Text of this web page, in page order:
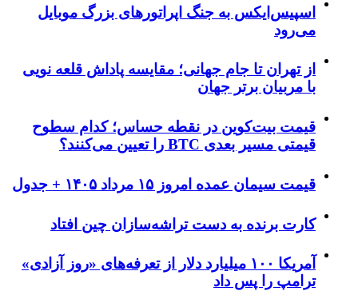
اسپیس‌ایکس به جنگ اپراتورهای بزرگ موبایل
می‌رود
از تهران تا جام جهانی؛ مقایسه پاداش قلعه نویی
با مربیان برتر جهان
قیمت بیت‌کوین در نقطه حساس؛ کدام سطوح
قیمتی مسیر بعدی BTC را تعیین می‌کنند؟
قیمت سیمان عمده امروز ۱۵ مرداد ۱۴۰۵ + جدول
کارت برنده به دست تراشه‌سازان چین افتاد
آمریکا ۱۰۰ میلیارد دلار از تعرفه‌های «روز آزادی»
ترامپ را پس داد